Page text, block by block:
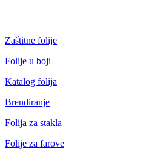
Zaštitne folije
Folije u boji
Katalog folija
Brendiranje
Folija za stakla
Folije za farove